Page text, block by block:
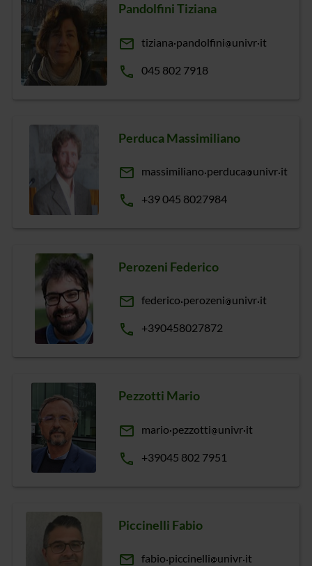
Pandolfini Tiziana
email tiziana pandolfini univr it
phone 045 802 7918
Perduca Massimiliano
email massimiliano perduca univr it
phone +39 045 8027984
Perozeni Federico
email federico perozeni univr it
phone +390458027872
Pezzotti Mario
email mario pezzotti univr it
phone +39045 802 7951
Piccinelli Fabio
email fabio piccinelli univr it